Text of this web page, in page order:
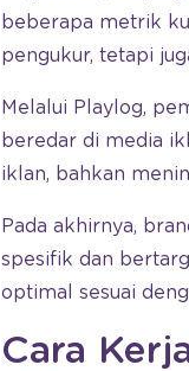
beberapa metrik
pengukur, tetapi
Melalui Playlog,
beredar di media
iklan, bahkan
Pada akhirnya,
spesifik dan
optimal sesuai
Cara